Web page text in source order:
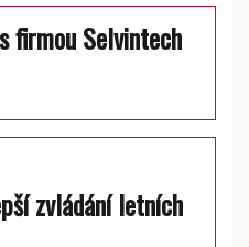
firmou Selvintech
zvládání letních